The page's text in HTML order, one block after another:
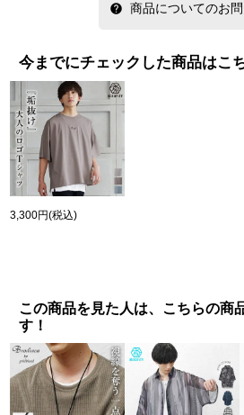
商品についてのお
今までにチェックした商品はこ
3,300円(税込)
この商品を見た人は、こちらの商
す！